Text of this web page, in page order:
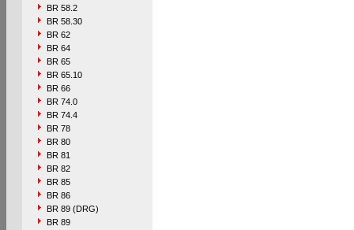
BR 58.2
BR 58.30
BR 62
BR 64
BR 65
BR 65.10
BR 66
BR 74.0
BR 74.4
BR 78
BR 80
BR 81
BR 82
BR 85
BR 86
BR 89 (DRG)
BR 89